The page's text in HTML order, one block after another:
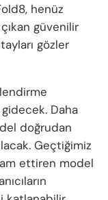
henüz
güvenilir
gözler
Daha
doğrudan
Geçtiğimiz
ettiren model